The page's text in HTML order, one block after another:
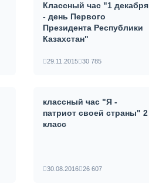
Классный час "1 декабря
- день Первого
Президента Республики
Казахстан"
29.11.2015 30 785
классный час "Я -
патриот своей страны" 2
класс
30.08.2016 26 607